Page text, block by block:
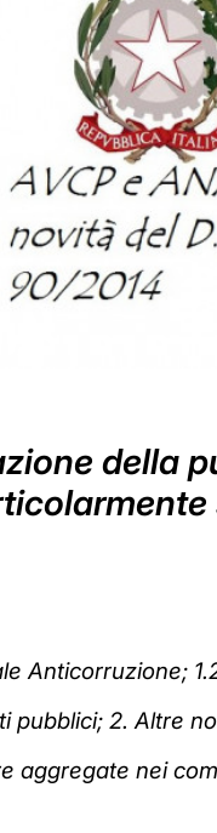
della
Anticorruzione;
pubblici; 2. Altre
aggregate nei